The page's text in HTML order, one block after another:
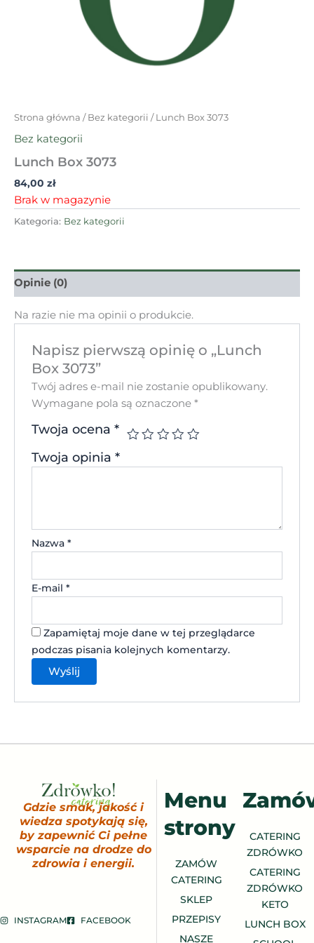
Strona główna /Bez kategorii / Lunch Box 3073
Bez kategorii
Lunch Box 3073
84,00 zł
Brak w magazynie
Kategoria: Bez kategorii
Opinie (0)
Na razie nie ma opinii o produkcie.
Napisz pierwszą opinię o „Lunch
Box 3073”
Twój adres e-mail nie zostanie opublikowany.
Wymagane pola są oznaczone*
Twoja ocena*
Twoja opinia*
Nazwa*
E-mail*
Zapamiętaj moje dane w tej przeglądarce
podczas pisania kolejnych komentarzy.
Gdzie smak, jakość i
wiedza spotykają się,
by zapewnić Ci pełne
wsparcie na drodze do
zdrowia i energii.
INSTAGRAM FACEBOOK
Menu
strony
ZAMÓW
CATERING
SKLEP
PRZEPISY
NASZE
CATERING
ZDRÓWKO
CATERING
ZDRÓWKO
KETO
LUNCH BOX